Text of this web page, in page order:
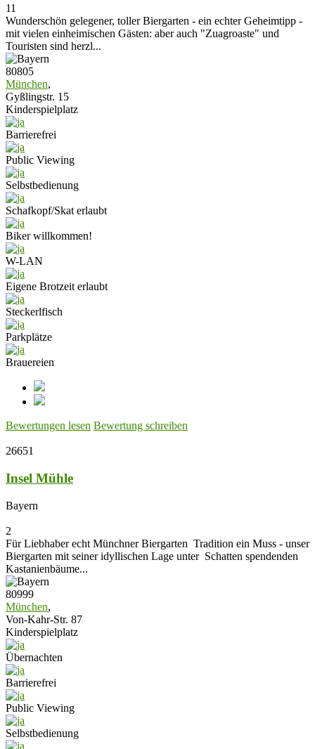
11
Wunderschön gelegener, toller Biergarten - ein echter Geheimtipp -
mit vielen einheimischen Gästen: aber auch "Zuagroaste" und
Touristen sind herzl...
80805
München,
Gyßlingstr. 15
Kinderspielplatz
Barrierefrei
Public Viewing
Selbstbedienung
Schafkopf/Skat erlaubt
Biker willkommen!
W-LAN
Eigene Brotzeit erlaubt
Steckerlfisch
Parkplätze
Brauereien
Bewertungen lesen Bewertung schreiben
26651
Insel Mühle
Bayern
2
Für Liebhaber echt Münchner Biergarten Tradition ein Muss - unser
Biergarten mit seiner idyllischen Lage unter Schatten spendenden
Kastanienbäume...
80999
München,
Von-Kahr-Str. 87
Kinderspielplatz
Übernachten
Barrierefrei
Public Viewing
Selbstbedienung